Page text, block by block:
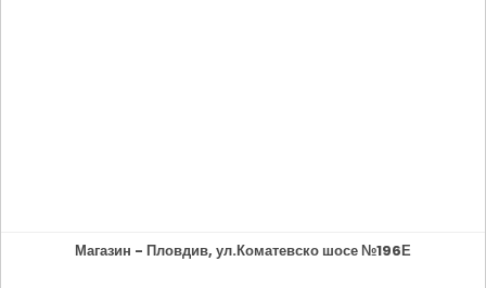
Магазин - Пловдив, ул.Коматевско шосе №196Е